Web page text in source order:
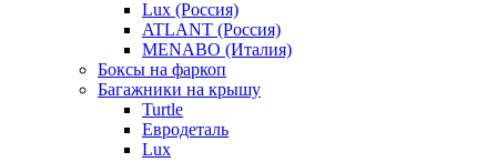
Lux (Россия)
ATLANT (Россия)
MENABO (Италия)
Боксы на фаркоп
Багажники на крышу
Turtle
Евродеталь
Lux